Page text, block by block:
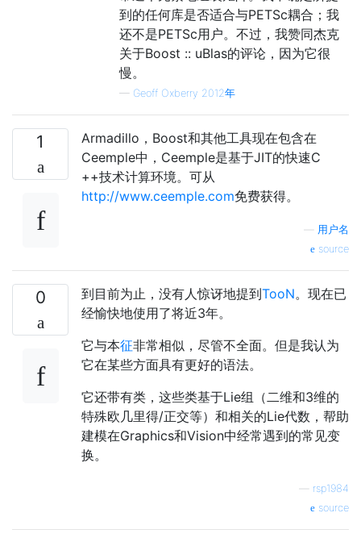
到的任何库是否适合与PETSc耦合；我
还不是PETSc用户。不过，我赞同杰克
关于Boost :: uBlas的评论，因为它很
慢。
— Geoff Oxberry 2012年
1
Armadillo，Boost和其他工具现在包含在
Ceemple中，Ceemple是基于JIT的快速C
++技术计算环境。可从
http://www.ceemple.com免费获得。
用户名
source
0 到目前为止，没有人惊讶地提到TooN。现在已
经愉快地使用了将近3年。
它与本征非常相似，尽管不全面。但是我认为
它在某些方面具有更好的语法。
它还带有类，这些类基于Lie组（二维和3维的
特殊欧几里得/正交等）和相关的Lie代数，帮助
建模在Graphics和Vision中经常遇到的常见变
换。
rsp1984
source